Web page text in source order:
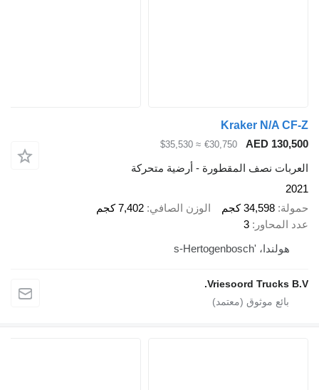
Kraker N/
AED
€30,750
≈ $35,530
نصف المقطورة - أرضية متحركة
34,598 كجم الوزن الصافي 7,402 كجم
3
Vriesoord